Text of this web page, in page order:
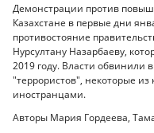
Демонстрации против
Казахстане в первые дни
противостояние
Нурсултану Назарбаеву,
2019 году. Власти обвинили
"террористов", некоторые
иностранцами.
Авторы Мария Гордеева,